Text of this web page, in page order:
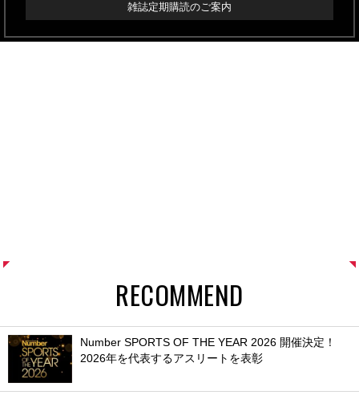
雑誌定期購読のご案内
RECOMMEND
Number SPORTS OF THE YEAR 2026 開催決定！
2026年を代表するアスリートを表彰